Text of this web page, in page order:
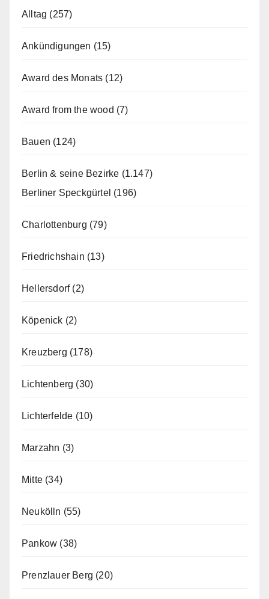
Alltag (257)
Ankündigungen (15)
Award des Monats (12)
Award from the wood (7)
Bauen (124)
Berlin & seine Bezirke (1.147)
Berliner Speckgürtel (196)
Charlottenburg (79)
Friedrichshain (13)
Hellersdorf(2)
Köpenick (2)
Kreuzberg (178)
Lichtenberg (30)
Lichterfelde (10)
Marzahn (3)
Mitte (34)
Neukölln (55)
Pankow (38)
Prenzlauer Berg (20)